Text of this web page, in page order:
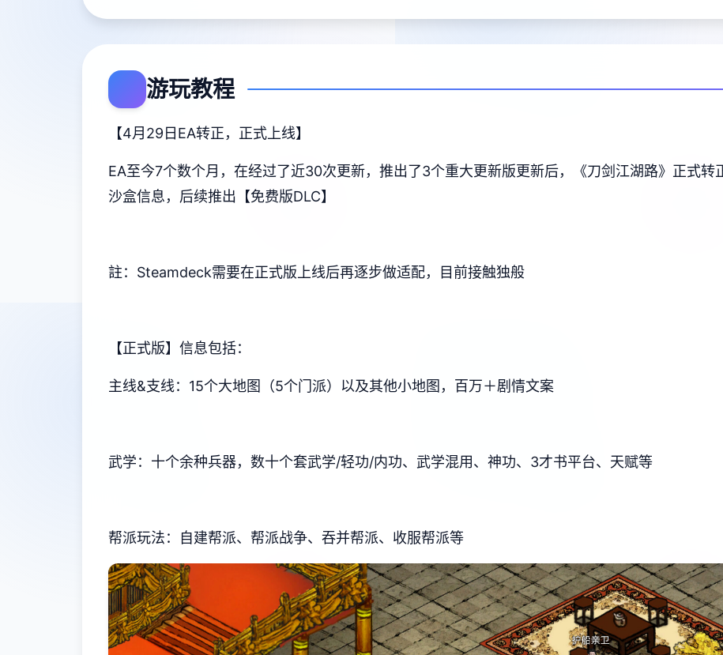
游玩教程
【4月29日EA转正，正式上线】
EA至今7个数个月，在经过了近30次更新，推出了3个重大更新版更新后，《刀剑江湖路》正式
沙盒信息，后续推出【免费版DLC】
註：Steamdeck需要在正式版上线后再逐步做适配，目前接触独般
【正式版】信息包括：
主线&支线：15个大地图（5个门派）以及其他小地图，百万＋剧情文案
武学：十个余种兵器，数十个套武学/轻功/内功、武学混用、神功、3才书平台、天赋等
帮派玩法：自建帮派、帮派战争、吞并帮派、收服帮派等